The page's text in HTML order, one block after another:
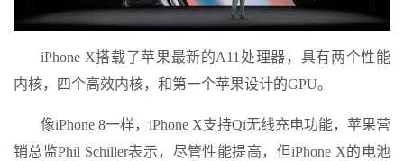
iPhone X搭载了苹果最新的A11处理器，具有两个性能
内核，四个高效内核，和第一个苹果设计的GPU。
像iPhone 8一样，iPhone X支持Qi无线充电功能，苹果营
销总监Phil Schiller表示，尽管性能提高，但iPhone X的电池